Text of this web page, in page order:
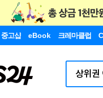
중고샵 eBook 크레마클럽